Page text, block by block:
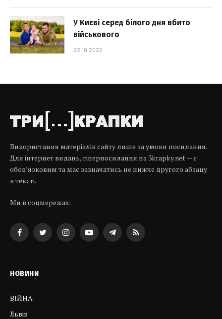
У Києві серед білого дня вбито
військового
22.10.2022
Використання матеріалів сайту лише за умови посилання.
Для інтернет видань, гіперпосилання на 3krapky.net — є
обов’язковим та має зазначатись не нижче другого абзацу
в тексті.
Ми в соцмережах:
FacebookTwitterInstagramYouTubeTelegramRSS
НОВИНИ
ВІЙНА
Львів